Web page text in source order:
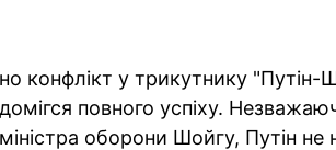
конфлікт у трикутнику
повного успіху.
оборони Шойгу, Путін не